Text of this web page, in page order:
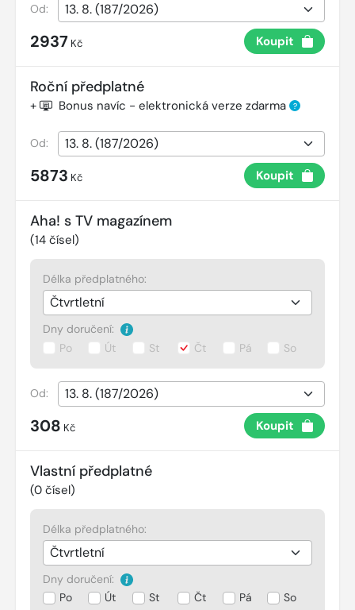
Od:
2937 Kč Koupit
Roční předplatné
+ Bonus navíc - elektronická verze zdarma ?
Od:
5873 Kč Koupit
Aha! s TV magazínem
(14 čísel)
Délka předplatného:
Dny doručení:
Po
Út St Čt Pá So
Od:
308 Kč Koupit
Vlastní předplatné
(0 čísel)
Délka předplatného:
Dny doručení:
Po
Út St Čt Pá So